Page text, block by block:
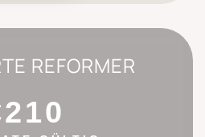
REFORMER